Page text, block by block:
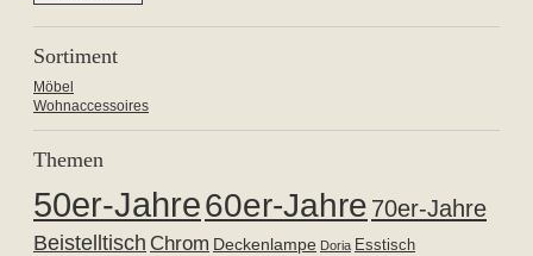
Sortiment
Möbel
Wohnaccessoires
Themen
50er-Jahre60er-Jahre 70er-Jahre
Beistelltisch Chrom Deckenlampe Doria Esstisch